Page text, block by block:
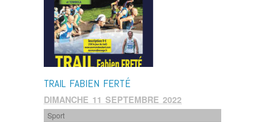
TRAIL FABIEN FERTÉ
DIMANCHE 11 SEPTEMBRE 2022
Sport